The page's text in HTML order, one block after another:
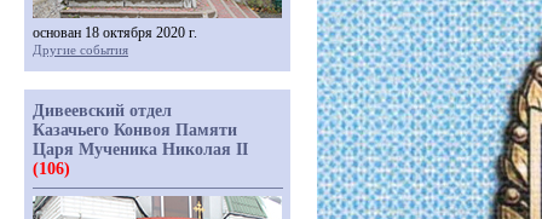
основан 18 октября 2020 г.
Другие события
Дивеевский отдел
Казачьего Конвоя Памяти
Царя Мученика Николая II
(106)